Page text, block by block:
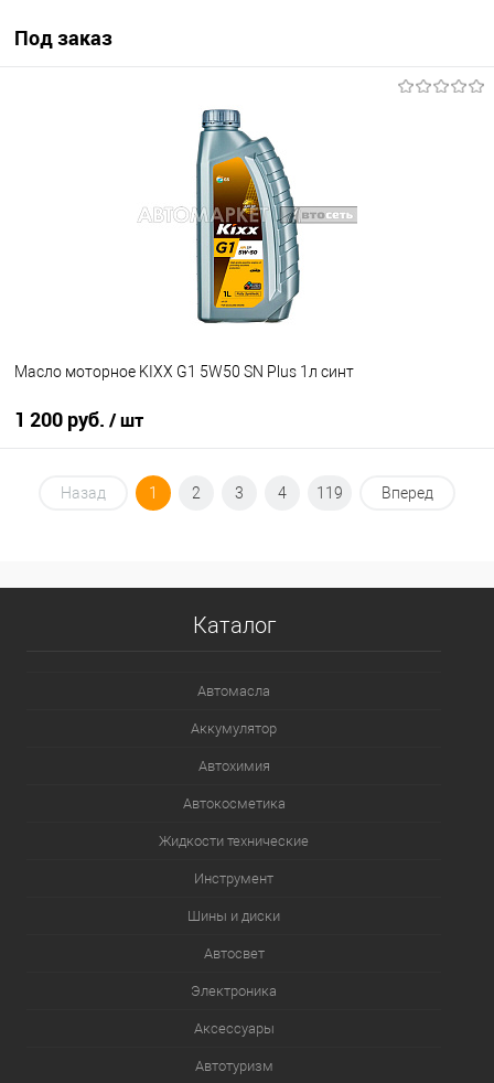
Под заказ
Масло моторное KIXX G1 5W50 SN Plus 1л синт
1 200 руб. / шт
В корзину
Назад 1 2 3 4 119 Вперед
Каталог
Автомасла
Аккумулятор
Автохимия
Автокосметика
Жидкости технические
Инструмент
Шины и диски
Автосвет
Электроника
Аксессуары
Автотуризм